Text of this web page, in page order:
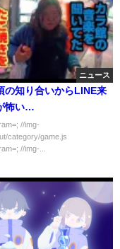
ニュース
の知り合いからLINE来
怖い…
//img-
category/game.js
//img-...